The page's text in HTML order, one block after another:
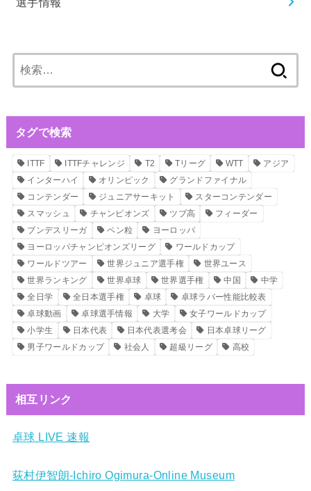
索:
タグで検索
ITTF ITTFチャレンジ T2 Tリーグ WTT
アジア
インターハイ
オリンピック
グランドファイナル
コンテンダー
ジュニアサーキット
スターコンテンダー
スマッシュ
チャンピオンズ ツブ高
フィーダー
ブンデスリーガ
ペン粒
ヨーロッパ
ヨーロッパチャンピオンズリーグ
ワールドカップ
ワールドツアー
世界ジュニア選手権
世界ユース
世界ランキング
世界卓球 世界選手権 中国
中学
全日学
全日本選手権 卓球
卓球ラバー性能比較表
卓球動画
卓球選手情報 大学
女子ワールドカップ
小学生
日本代表 日本代表選考会
日本卓球リーグ
男子ワールドカップ
社会人 超級リーグ 高校
相互リンク
卓球 LIVE 速報
荻村伊智朗-Ichiro Ogimura-Online Museum